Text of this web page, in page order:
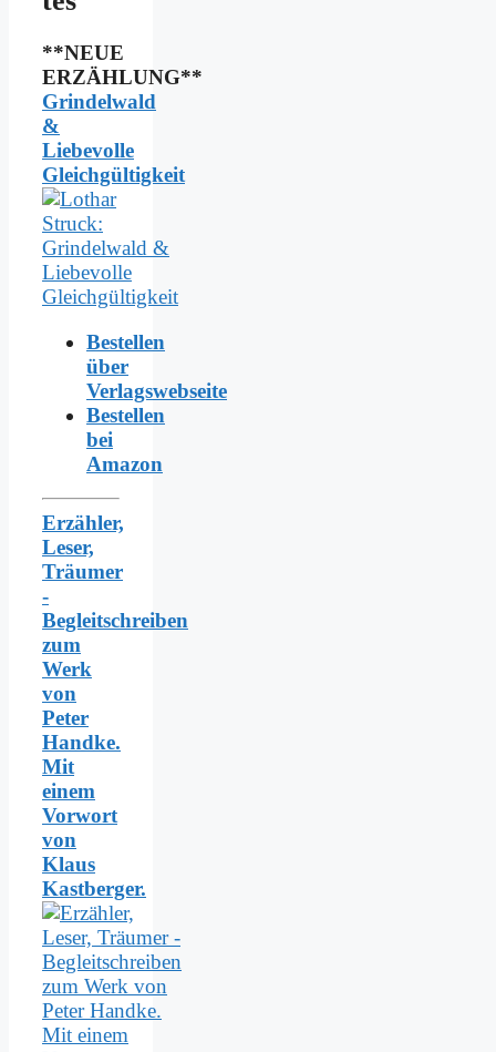
**NEUE
ERZÄHLUNG**
Grindelwald
&
Liebevolle
Gleichgültigkeit
Bestellen
über
Verlagswebseite
Bestellen
bei
Amazon
Erzähler,
Leser,
Träumer
-
Begleitschreiben
zum
Werk
von
Peter
Handke.
Mit
einem
Vorwort
von
Klaus
Kastberger.